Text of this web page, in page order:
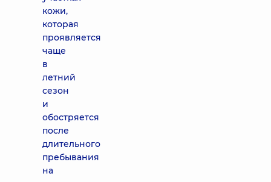
кожи,
которая
проявляется
чаще
в
летний
сезон
и
обостряется
после
длительного
пребывания
на